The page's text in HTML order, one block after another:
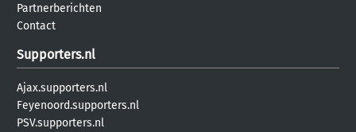
Partnerberichten
Contact
Supporters.nl
Ajax.supporters.nl
Feyenoord.supporters.nl
PSV.supporters.nl